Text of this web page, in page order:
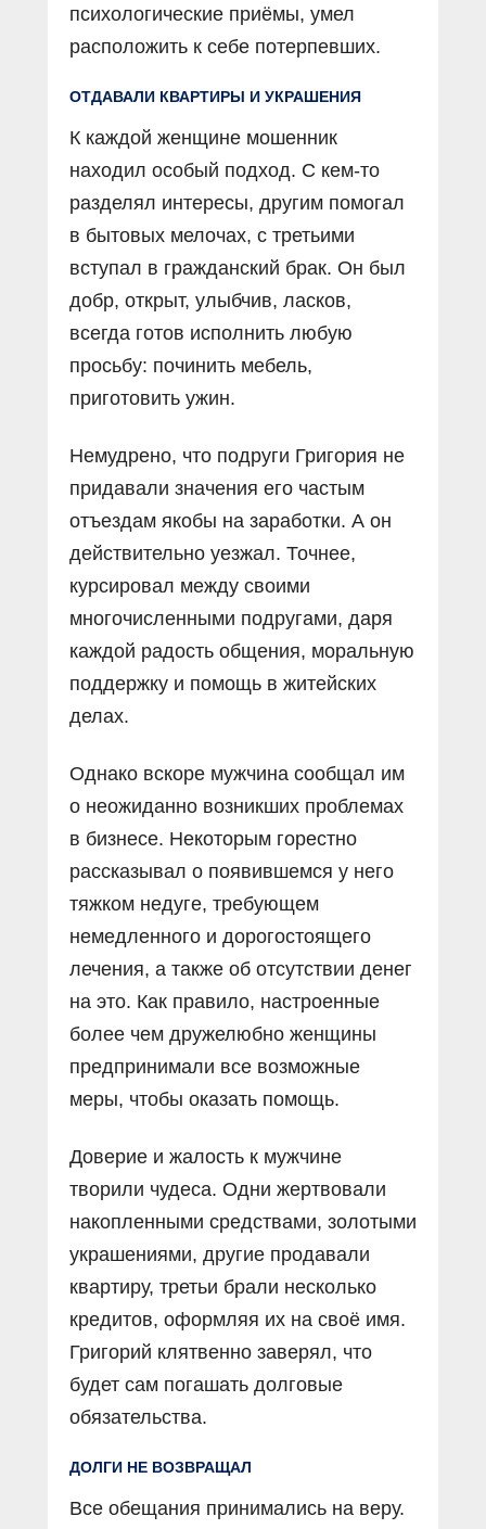
психологические приёмы, умел
расположить к себе потерпевших.
ОТДАВАЛИ КВАРТИРЫ И УКРАШЕНИЯ
К каждой женщине мошенник
находил особый подход. С кем-то
разделял интересы, другим помогал
в бытовых мелочах, с третьими
вступал в гражданский брак. Он был
добр, открыт, улыбчив, ласков,
всегда готов исполнить любую
просьбу: починить мебель,
приготовить ужин.
Немудрено, что подруги Григория не
придавали значения его частым
отъездам якобы на заработки. А он
действительно уезжал. Точнее,
курсировал между своими
многочисленными подругами, даря
каждой радость общения, моральную
поддержку и помощь в житейских
делах.
Однако вскоре мужчина сообщал им
о неожиданно возникших проблемах
в бизнесе. Некоторым горестно
рассказывал о появившемся у него
тяжком недуге, требующем
немедленного и дорогостоящего
лечения, а также об отсутствии денег
на это. Как правило, настроенные
более чем дружелюбно женщины
предпринимали все возможные
меры, чтобы оказать помощь.
Доверие и жалость к мужчине
творили чудеса. Одни жертвовали
накопленными средствами, золотыми
украшениями, другие продавали
квартиру, третьи брали несколько
кредитов, оформляя их на своё имя.
Григорий клятвенно заверял, что
будет сам погашать долговые
обязательства.
ДОЛГИ НЕ ВОЗВРАЩАЛ
Все обещания принимались на веру.